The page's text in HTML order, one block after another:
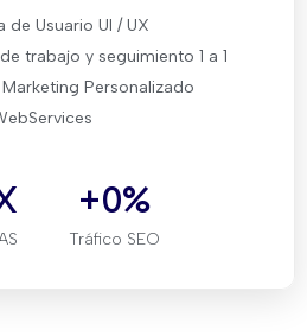
de Usuario UI / UX
trabajo y seguimiento 1 a 1
Personalizado
Tráfico SEO
+0%